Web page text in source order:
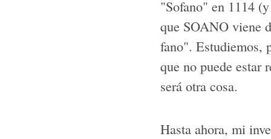
"Sofano" en 1114
que SOANO viene
fano". Estudiemos,
que no puede estar
será otra cosa.
Hasta ahora, mi